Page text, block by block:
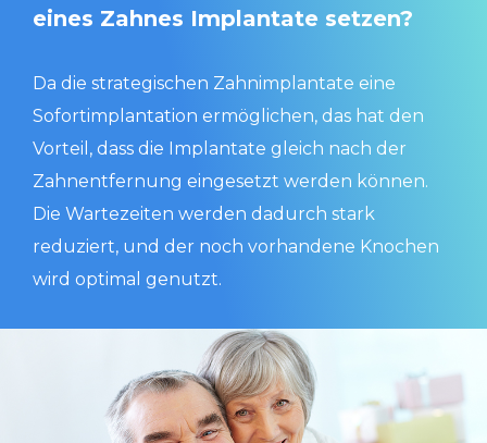
eines Zahnes Implantate setzen?
Da die strategischen Zahnimplantate eine
Sofortimplantation ermöglichen, das hat den
Vorteil, dass die Implantate gleich nach der
Zahnentfernung eingesetzt werden können.
Die Wartezeiten werden dadurch stark
reduziert, und der noch vorhandene Knochen
wird optimal genutzt.